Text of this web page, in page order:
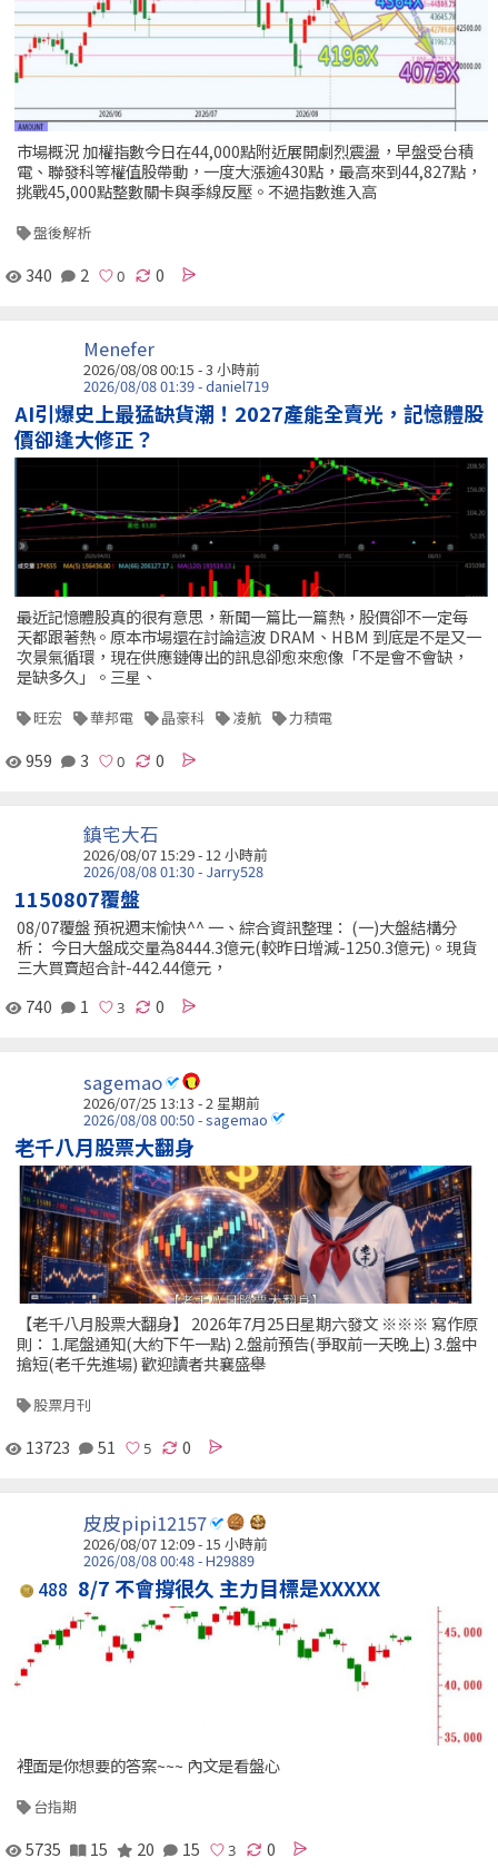
市場概況 加權指數今日在44,000點附近展開劇烈震盪，早盤受台積
電、聯發科等權值股帶動，一度大漲逾430點，最高來到44,827點，
挑戰45,000點整數關卡與季線反壓。不過指數進入高
盤後解析
340 2 0
Menefer
2026/08/08 00:15 -3 小時前
2026/08/08 01:39 - daniel719
AI引爆史上最猛缺貨潮！2027產能全賣光，記憶體股
價卻逢大修正？
最近記憶體股真的很有意思，新聞一篇比一篇熱，股價卻不一定每
天都跟著熱。原本市場還在討論這波 DRAM、HBM 到底是不是又一
次景氣循環，現在供應鏈傳出的訊息卻愈來愈像「不是會不會缺，
是缺多久」。三星、
旺宏 華邦電 晶豪科 凌航 力積電
959 3 0
鎮宅大石
2026/08/07 15:29 - 12 小時前
2026/08/08 01:30 - Jarry528
1150807覆盤
08/07覆盤 預祝週末愉快^^ 一、綜合資訊整理： (一)大盤結構分
析： 今日大盤成交量為8444.3億元(較昨日增減-1250.3億元)。現貨
三大買賣超合計-442.44億元，
740
1 0
sagemao
2026/07/25 13:13 - 2 星期前
2026/08/08 00:50 - sagemao
老千八月股票大翻身
【老千八月股票大翻身】 2026年7月25日星期六發文 ※※※ 寫作原
則： 1.尾盤通知(大約下午一點) 2.盤前預告(爭取前一天晚上) 3.盤中
搶短(老千先進場) 歡迎讀者共襄盛舉
股票月刊
13723 51 0
皮皮pipi12157
2026/08/07 12:09 -15 小時前
2026/08/08 00:48 - H29889
488 8/7 不會撐很久 主力目標是XXXXX
裡面是你想要的答案~~~ 內文是看盤心
台指期
5735 15 20 15 0